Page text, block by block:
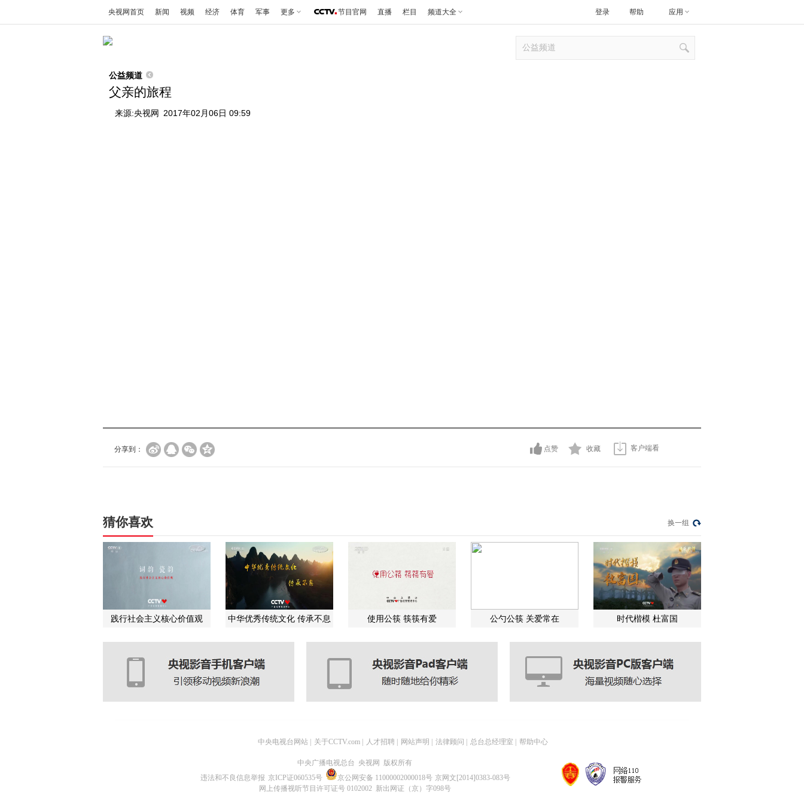
央视网首页 新闻 视频 经济 体育 军事 更多 节目官网 直播 栏目 频道大全 帮助 应用
登录
公益频道
父亲的旅程
来源:央视网 2017年02月06日 09:59
分享到： 点赞 收藏 客户端看
猜你喜欢 换一组
践行社会主义核心价值观 中华优秀传统文化 传承不息 使用公筷 筷筷有爱 公勺公筷 关爱常在 时代楷模 杜富国
中央电视台网站 关于CCTV.com 人才招聘 网站声明 法律顾问 总台总经理室 帮助中心
中央广播电视总台 央视网 版权所有
违法和不良信息举报 京ICP证060535号 京公网安备 11000002000018号 京网文[2014]0383-083号
网上传播视听节目许可证号 0102002 新出网证（京）字098号